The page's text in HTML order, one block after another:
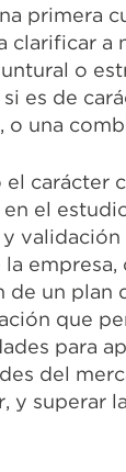
primera
clarificar a
o
es de
o una
el carácter
el
empresa,
de un plan
que
para
del
y superar